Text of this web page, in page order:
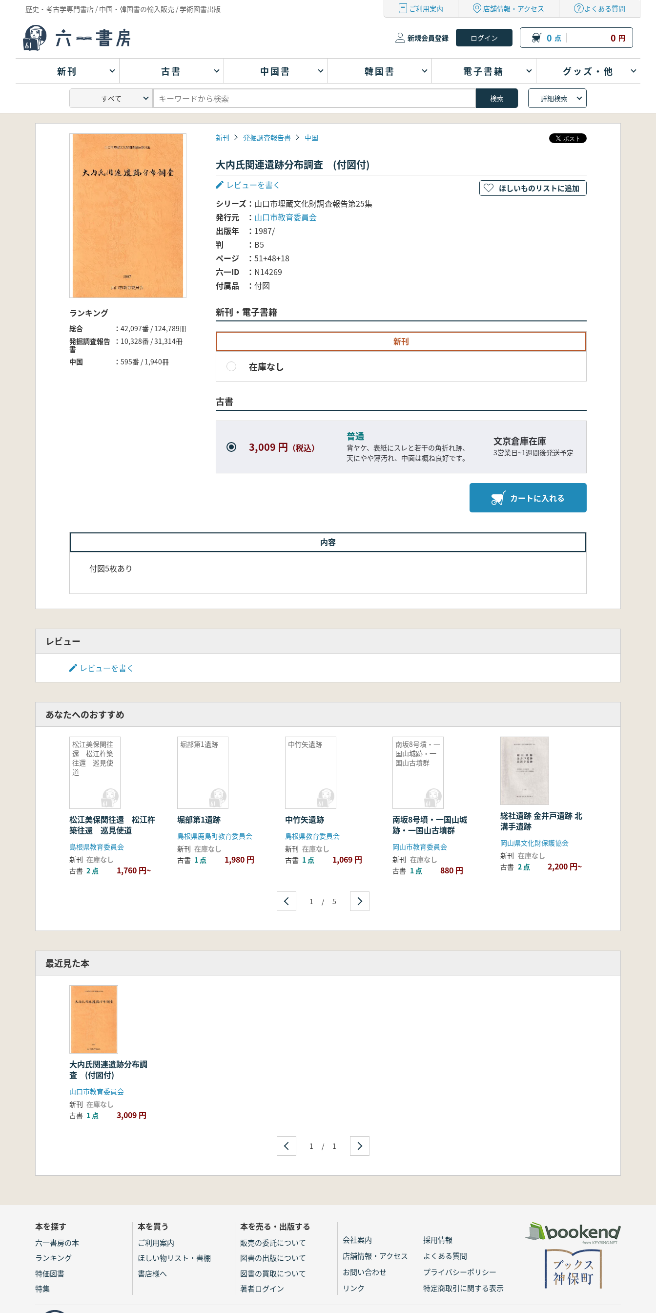
歴史・考古学専門書店 / 中国・韓国書の輸入販売 / 学術図書出版 ご利用案内 店舗情報・アクセス よくある質問
新規会員登録 0 点 0 円
新刊 古書 中国書 韓国書 電子書籍 グッズ・他
詳細検索
ランキング
総合
42,097番 / 124,789冊
発掘調査報告
書
10,328番 / 31,314冊
中国 595番 / 1,940冊
新刊 発掘調査報告書 中国
大内氏関連遺跡分布調査 (付図付)
レビューを書く
シリーズ
山口市埋蔵文化財調査報告第25集
発行元
山口市教育委員会
出版年
1987/
判
B5
ページ
51+48+18
六一ID
N14269
付属品
付図
新刊・電子書籍
新刊
在庫なし
古書
3,009 円 （税込）
普通
背ヤケ、表紙にスレと若干の角折れ跡、
天にやや薄汚れ、中面は概ね良好です。
文京倉庫在庫
3営業日~1週間後発送予定
カートに入れる
ほしいものリストに追加
内容
付図5枚あり
レビュー
レビューを書く
あなたへのおすすめ
松江美保関往
還 松江杵築
往還 巡見使
道
松江美保関往還 松江杵
築往還 巡見使道
島根県教育委員会
新刊 在庫なし
古書 2 点 1,760 円~
堀部第1遺跡
堀部第1遺跡
島根県鹿島町教育委員会
新刊 在庫なし
古書 1 点 1,980 円
中竹矢遺跡
中竹矢遺跡
島根県教育委員会
新刊 在庫なし
古書 1 点 1,069 円
南坂8号墳・一
国山城跡・一
国山古墳群
南坂8号墳・一国山城
跡・一国山古墳群
岡山市教育委員会
新刊 在庫なし
古書 1 点 880 円
総社遺跡 金井戸遺跡 北
溝手遺跡
岡山県文化財保護協会
新刊 在庫なし
古書 2 点 2,200 円~
1 / 5
最近見た本
大内氏関連遺跡分布調
査 (付図付)
山口市教育委員会
新刊 在庫なし
古書 1 点 3,009 円
1 / 1
本を探す
六一書房の本
ランキング
特価図書
特集
本を買う
ご利用案内
ほしい物リスト・書棚
書店様へ
本を売る・出版する
販売の委託について
図書の出版について
図書の買取について
著者ログイン
会社案内
採用情報
店舗情報・アクセス
よくある質問
お問い合わせ
プライバシーポリシー
リンク
特定商取引に関する表示